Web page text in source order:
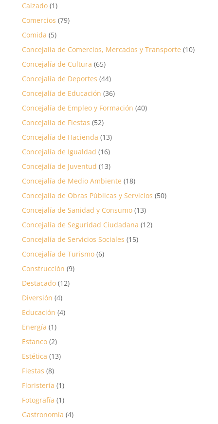
Calzado(1)
Comercios (79)
Comida (5)
Concejalía de Comercios, Mercados y Transporte (10)
Concejalía de Cultura (65)
Concejalía de Deportes (44)
Concejalía de Educación (36)
Concejalía de Empleo y Formación (40)
Concejalía de Fiestas (52)
Concejalía de Hacienda (13)
Concejalía de Igualdad (16)
Concejalía de Juventud (13)
Concejalía de Medio Ambiente (18)
Concejalía de Obras Públicas y Servicios (50)
Concejalía de Sanidad y Consumo(13)
Concejalía de Seguridad Ciudadana (12)
Concejalía de Servicios Sociales (15)
Concejalía de Turismo(6)
Construcción (9)
Destacado(12)
Diversión (4)
Educación (4)
Energía (1)
Estanco(2)
Estética (13)
Fiestas (8)
Floristería (1)
Fotografía (1)
Gastronomía (4)